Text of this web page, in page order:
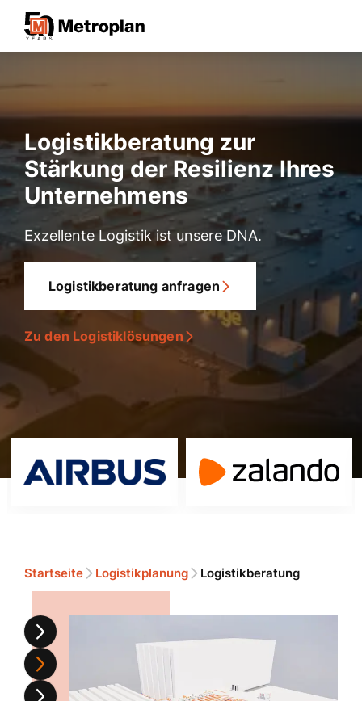
Logistikberatung zur
Stärkung der Resilienz Ihres
Unternehmens
Exzellente Logistik ist unsere DNA.
Logistikberatung anfragen
Zu den Logistiklösungen
Startseite Logistikplanung Logistikberatung